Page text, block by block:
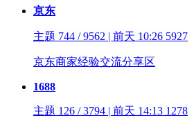
京东
主题 744 / 9562 | 前天 10:26 5927
京东商家经验交流分享区
1688
主题 126 / 3794 | 前天 14:13 1278